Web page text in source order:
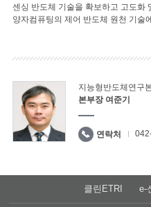
센싱 반도체 기술을 확보하고 고도화
양자컴퓨팅의 제어 반도체 원천 기술
지능형반도체연구
본부장 여준기
연락처
클린ETRI e-